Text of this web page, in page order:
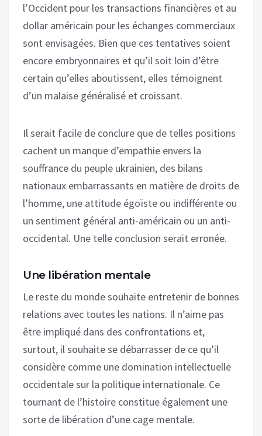
l’Occident pour les transactions financières et au
dollar américain pour les échanges commerciaux
sont envisagées. Bien que ces tentatives soient
encore embryonnaires et qu’il soit loin d’être
certain qu’elles aboutissent, elles témoignent
d’un malaise généralisé et croissant.
Il serait facile de conclure que de telles positions
cachent un manque d’empathie envers la
souffrance du peuple ukrainien, des bilans
nationaux embarrassants en matière de droits de
l’homme, une attitude égoïste ou indifférente ou
un sentiment général anti-américain ou un anti-
occidental. Une telle conclusion serait erronée.
Une libération mentale
Le reste du monde souhaite entretenir de bonnes
relations avec toutes les nations. Il n’aime pas
être impliqué dans des confrontations et,
surtout, il souhaite se débarrasser de ce qu’il
considère comme une domination intellectuelle
occidentale sur la politique internationale. Ce
tournant de l’histoire constitue également une
sorte de libération d’une cage mentale.